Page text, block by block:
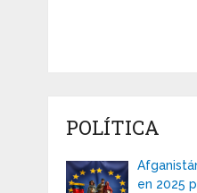
POLÍTICA
en 2025